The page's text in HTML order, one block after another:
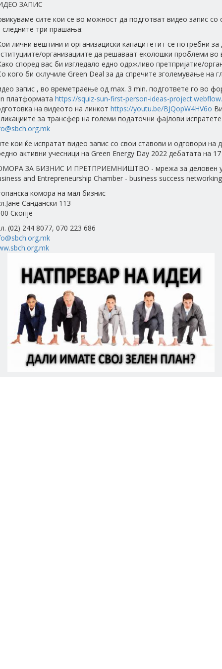
ЗАПИС
сите кои се во можност да подготват видео запис со
следните три прашања:
лични вештини и организациски капацитетит се потребни
организациите да решаваат еколошки проблеми во
според вас би изгледало едно одржливо претпријатие/
кого би склучиле Green Deal за да спречите зголемување на
запис , во времетраење од max. 3 min. подгответе го во
платформата https://squiz-sun-first-person-ideas-
на видеото на линкот https://youtu.be/BJQopW4HV6o
за трансфер на големи податочни фајлови
кои ќе испратат видео запис со свои ставови и одговори
активни учесници на Green Energy Day 2022 дебатата на
ЗА БИЗНИС И ПРЕТПРИЕМНИШТВО - мрежа за деловен
and Entrepreneurship Chamber - business success networking
комора на мал бизнис
Сандански 113
Скопје
(02) 244 8077, 070 223 686